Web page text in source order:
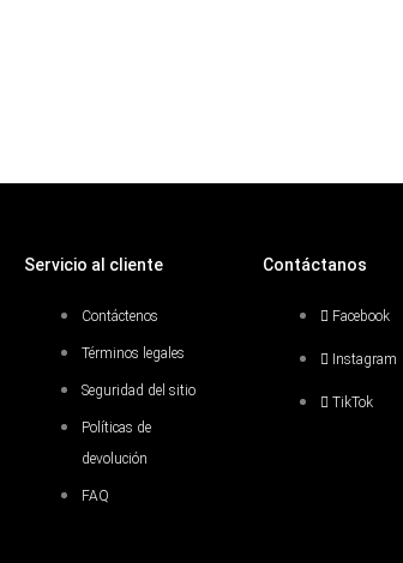
Servicio al cliente
Contáctenos
Términos legales
Seguridad del sitio
Políticas de
devolución
FAQ
Contáctanos
Facebook
Instagram
TikTok